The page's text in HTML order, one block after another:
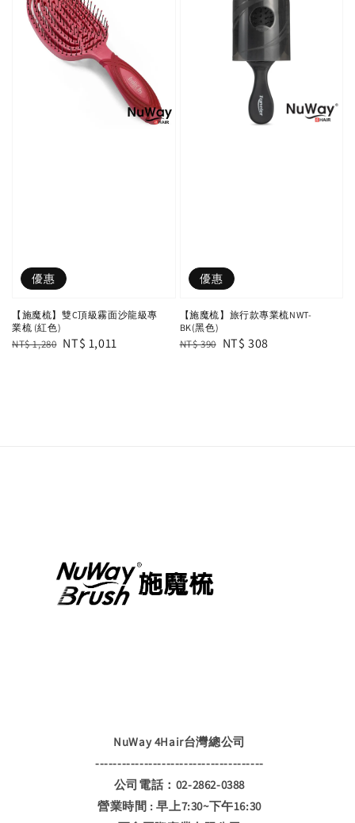
優惠
【施魔梳】雙C頂級霧面沙龍級專
業梳 (紅色)
Regular
NT$ 1,280 Sale
NT$ 1,011
優惠
【施魔梳】旅行款專業梳NWT-
BK(黑色)
Regular
NT$ 390 Sale
NT$ 308
NuWay 4Hair台灣總公司
--------------------------------------
公司電話：02-2862-0388
營業時間 : 早上7:30~下午16:30